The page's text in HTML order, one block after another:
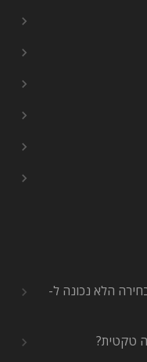
הלא נכונה ל-